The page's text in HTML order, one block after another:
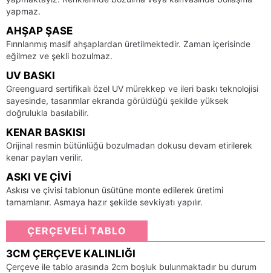
yapmaz.
AHŞAP ŞASE
Fırınlanmış masif ahşaplardan üretilmektedir. Zaman içerisinde
eğilmez ve şekli bozulmaz.
UV BASKI
Greenguard sertifikalı özel UV mürekkep ve ileri baskı teknolojisi
sayesinde, tasarımlar ekranda görüldüğü şekilde yüksek
doğrulukla basılabilir.
KENAR BASKISI
Orijinal resmin bütünlüğü bozulmadan dokusu devam etirilerek
kenar payları verilir.
ASKI VE ÇIVI
Askısı ve çivisi tablonun üsütüne monte edilerek üretimi
tamamlanır. Asmaya hazır şekilde sevkiyatı yapılır.
ÇERÇEVELİ TABLO
3CM ÇERÇEVE KALINLIĞI
Çerçeve ile tablo arasında 2cm boşluk bulunmaktadır bu durum